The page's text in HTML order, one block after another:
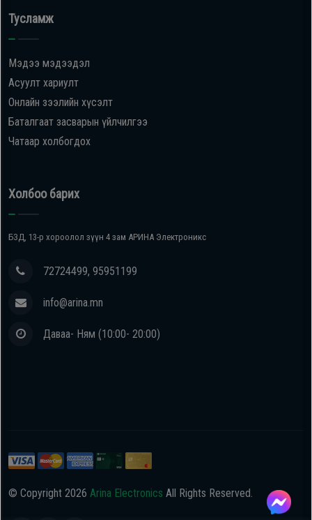
Тусламж
Мэдээ мэдээдэл
Асуулт хариулт
Онлайн зээлийн хүсэлт
Баталгаат засварын үйлчилгээ
Чатаар холбогдох
Холбоо барих
БЗД, 13-р хороолол зүүн 4 зам АРИНА Электроникс
72724499, 95951199
info@arina.mn
Даваа- Ням (10:00- 20:00)
© Copyright 2026 Arina Electronics All Rights Reserved.